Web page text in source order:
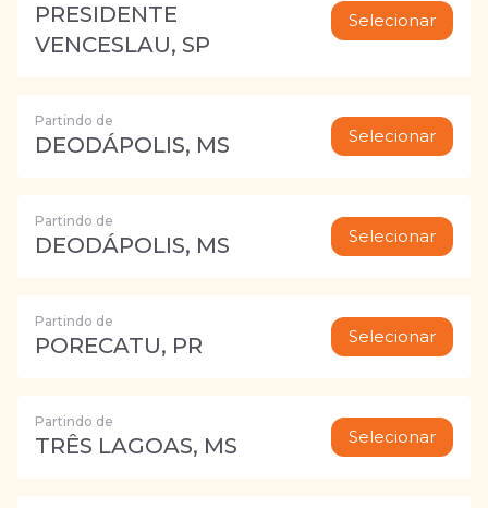
PRESIDENTE
VENCESLAU, SP
Selecionar
Partindo de
DEODÁPOLIS, MS Selecionar
Partindo de
DEODÁPOLIS, MS Selecionar
Partindo de
PORECATU, PR Selecionar
Partindo de
TRÊS LAGOAS, MS Selecionar